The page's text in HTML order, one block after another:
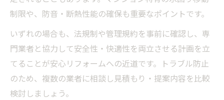
は
戸建てとマンションの構造別注意点を徹底
解説
ビフォーアフターから学ぶ間取り変更例
リフォーム間取り変更の成功ビフォーアフ
ター事例
制限や、防音・断熱性能の確保も重要なポイントです。
いずれの場合も、法規制や管理規約を事前に確認し、専
門業者と協力して安全性・快適性を両立させる計画を立
てることが安心リフォームへの近道です。トラブル防止
のため、複数の業者に相談し見積もり・提案内容を比較
検討しましょう。